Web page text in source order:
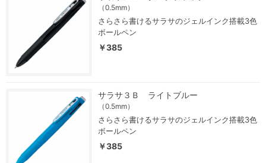
（0.5mm）
さらさら書けるサラサのジェルインク搭載3色
ボールペン
￥385
サラサ３Ｂ ライトブルー
（0.5mm）
さらさら書けるサラサのジェルインク搭載3色
ボールペン
￥385